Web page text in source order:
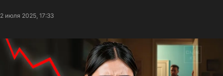
2 июля 2025, 17:33